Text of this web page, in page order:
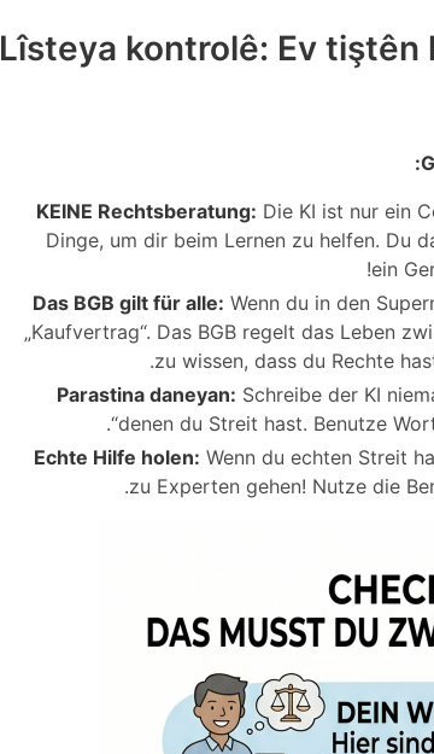
Lîsteya kontrolê: Ev tiştên
KEINE Rechtsberatung: Die KI ist nur ein
Dinge, um dir beim Lernen zu helfen. Du
ein
Das BGB gilt für alle: Wenn du in den
„Kaufvertrag“. Das BGB regelt das Leben
zu wissen, dass du Rechte
Parastina daneyan: Schreibe der KI
denen du Streit hast. Benutze
Echte Hilfe holen: Wenn du echten Streit
zu Experten gehen! Nutze die